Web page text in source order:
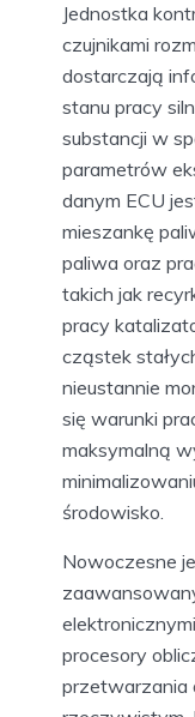
Jednostka
czujnikami
dostarczają
stanu pracy
substancji w
parametrów
danym ECU
mieszankę
paliwa oraz
takich jak
pracy
cząstek
nieustannie
się warunki
maksymalną
środowisko.
Nowoczesne
procesory
przetwarzania